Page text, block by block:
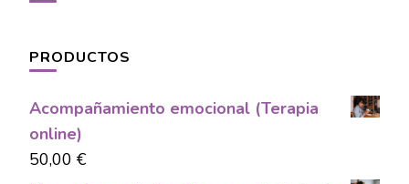
PRODUCTOS
Acompañamiento emocional (Terapia
online)
50,00 €